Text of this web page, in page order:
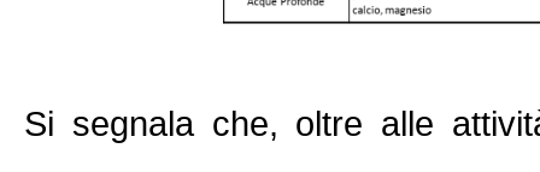
Si segnala che, oltre alle